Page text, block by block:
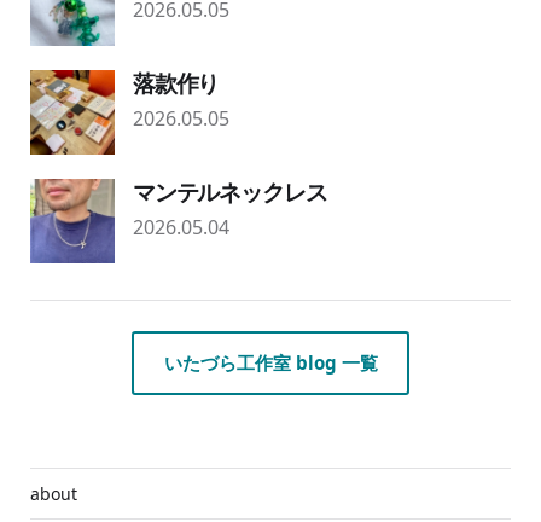
2026.05.05
落款作り
2026.05.05
マンテルネックレス
2026.05.04
いたづら工作室 blog 一覧
about